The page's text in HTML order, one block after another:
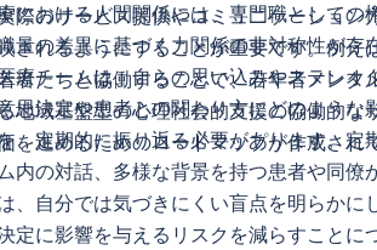
際のサービス提供やコミュニケーション
されるようにすることが重要です。例え
者たちと協働することで、若年者メンタ
地域基盤型の心理社会的支援の協働的な
を進めるためのロードマップが作成され
における人間関係には、専門職としての
量の差異に基づく力関係の非対称性が存
療チームは、自らの思い込みやステレオ
思決定や患者との関わり方にどのような
、定期的に振り返る必要があります。定
内の対話、多様な背景を持つ患者や同僚
、自分では気づきにくい盲点を明らかに
定に影響を与えるリスクを減らすことに